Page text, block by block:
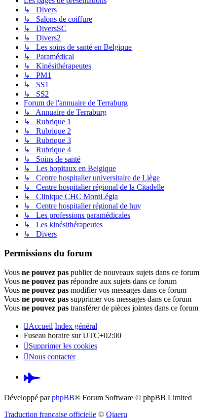
↳ Divers
↳ Salons de coiffure
↳ DiversSC
↳ Divers2
↳ Les soins de santé en Belgique
↳ Paramédical
↳ Kinésithérapeutes
↳ PM1
↳ SS1
↳ SS2
Forum de l'annuaire de Terraburg
↳ Annuaire de Terraburg
↳ Rubrique 1
↳ Rubrique 2
↳ Rubrique 3
↳ Rubrique 4
↳ Soins de santé
↳ Les hopitaux en Belgique
↳ Centre hospitalier universitaire de Liège
↳ Centre hospitalier régional de la Citadelle
↳ Clinique CHC MontLégia
↳ Centre hospitalier régional de huy
↳ Les professions paramédicales
↳ Les kinésithérapeutes
↳ Divers
Permissions du forum
Vous ne pouvez pas publier de nouveaux sujets dans ce forum
Vous ne pouvez pas répondre aux sujets dans ce forum
Vous ne pouvez pas modifier vos messages dans ce forum
Vous ne pouvez pas supprimer vos messages dans ce forum
Vous ne pouvez pas transférer de pièces jointes dans ce forum
Accueil Index général
Fuseau horaire surUTC+02:00
Supprimer les cookies
Nous contacter
Pardus.at
(S’ouvre
Développé parphpBB® Forum Software © phpBB Limited
Traduction française officielle © Qiaeru